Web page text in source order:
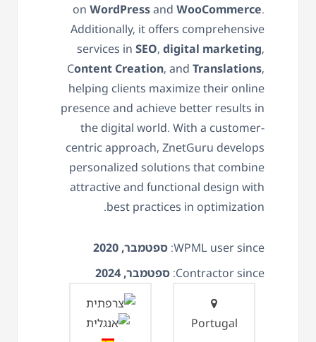
on WordPressand WooCommerce.
Additionally, it offers comprehensive
services in SEO, digital marketing,
Content Creation, and Translations,
helping clients maximize their online
presence and achieve better results in
the digital world. With a customer-
centric approach, ZnetGuru develops
personalized solutions that combine
attractive and functional design with
best practices in optimization.
WPML user since: ספטמבר, 2020
Contractor since: ספטמבר, 2024
Portugal